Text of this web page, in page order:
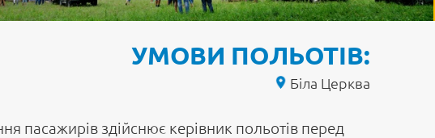
УМОВИ ПОЛЬОТІВ:
Біла Церква
пасажирів здійснює керівник польотів перед